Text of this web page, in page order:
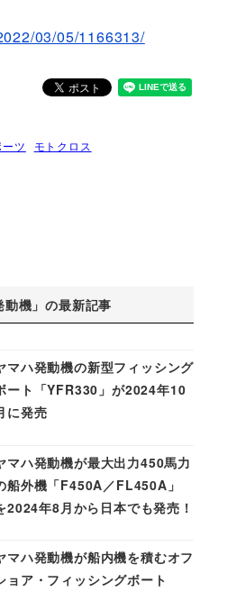
03/05/1166313/
ツ モトクロス
動機」の最新記事
マハ発動機の新型フィッシング
ート「YFR330」が2024年10
に発売
マハ発動機が最大出力450馬力
船外機「F450A／FL450A」
2024年8月から日本でも発売！
マハ発動機が船内機を積むオフ
ョア・フィッシングボート